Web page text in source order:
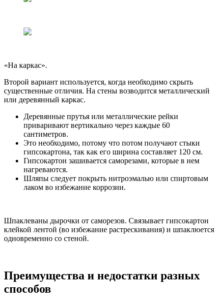
«На каркас».
Второй вариант используется, когда необходимо скрыть
существенные отличия. На стены возводится металлический
или деревянный каркас.
Деревянные прутья или металлические рейки
приваривают вертикально через каждые 60
сантиметров.
Это необходимо, потому что потом получают стыки
гипсокартона, так как его ширина составляет 120 см.
Гипсокартон зашивается саморезами, которые в нем
нагреваются.
Шляпы следует покрыть нитроэмалью или спиртовым
лаком во избежание коррозии.
Шпаклеваны дырочки от саморезов. Связывает гипсокартон
клейкой лентой (во избежание растрескивания) и шпаклюется
одновременно со стеной.
Преимущества и недостатки разных
способов